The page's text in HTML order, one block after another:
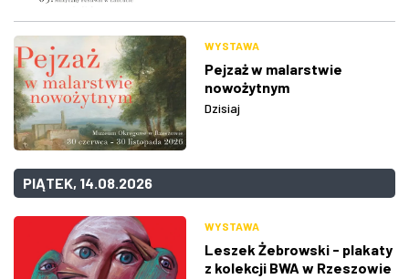
WYSTAWA
Pejzaż w malarstwie
nowożytnym
Dzisiaj
PIĄTEK, 14.08.2026
WYSTAWA
Leszek Żebrowski - plakaty
z kolekcji BWA w Rzeszowie